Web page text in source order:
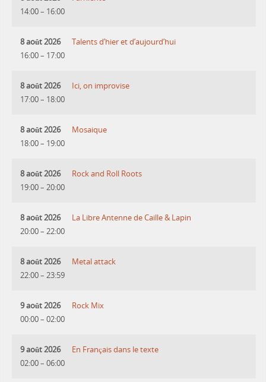
14:00– 16:00
8 août 2026
16:00– 17:00
Talents d’hier et d’aujourd’hui
8 août 2026
17:00– 18:00
Ici, on improvise
8 août 2026
18:00– 19:00
Mosaique
8 août 2026
19:00– 20:00
Rock and Roll Roots
8 août 2026
20:00– 22:00
La Libre Antenne de Caille & Lapin
8 août 2026
22:00– 23:59
Metal attack
9 août 2026
00:00– 02:00
Rock Mix
9 août 2026
02:00– 06:00
En Français dans le texte